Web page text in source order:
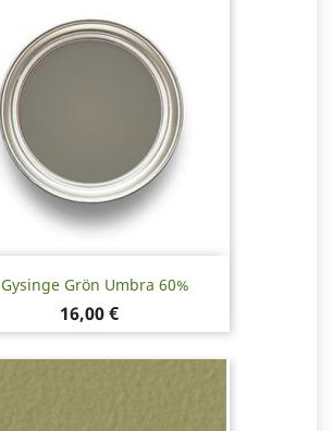
Gysinge Grön Umbra 60%
Pris
16,00 €